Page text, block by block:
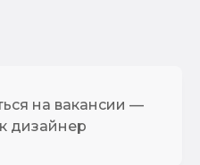
на вакансии —
дизайнер